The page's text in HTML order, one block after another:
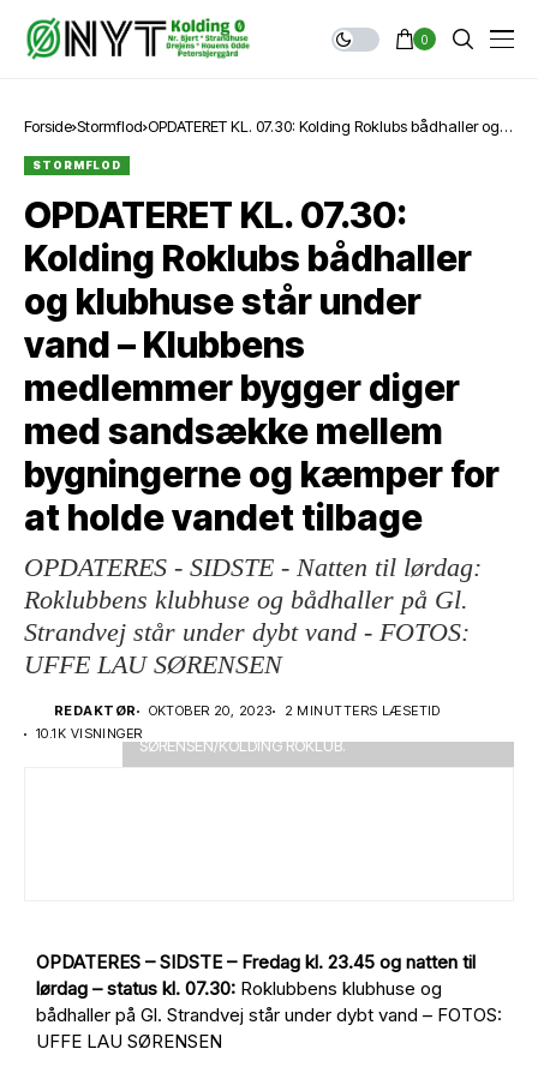
0
Forside Stormflod OPDATERET KL. 07.30: Kolding Roklubs bådhaller og
STORMFLOD
OPDATERET KL. 07.30:
Kolding Roklubs bådhaller
og klubhuse står under
vand – Klubbens
medlemmer bygger diger
med sandsække mellem
bygningerne og kæmper for
at holde vandet tilbage
OPDATERES - SIDSTE - Natten til lørdag:
Roklubbens klubhuse og bådhaller på Gl.
Strandvej står under dybt vand - FOTOS:
UFFE LAU SØRENSEN
REDAKTØR OKTOBER 20, 2023
2 MINUTTERS LÆSETID
10.1K VISNINGER
ROKLUBBEN - LØRDAG NAT: Vandet stod natten til
Roklubs klubhuse på Gl. Strandvej. FOTO: UFFE LAU
SØRENSEN/KOLDING ROKLUB.
OPDATERES – SIDSTE – Fredag kl. 23.45 og natten til
lørdag – status kl. 07.30: Roklubbens klubhuse og
bådhaller på Gl. Strandvej står under dybt vand – FOTOS:
UFFE LAU SØRENSEN